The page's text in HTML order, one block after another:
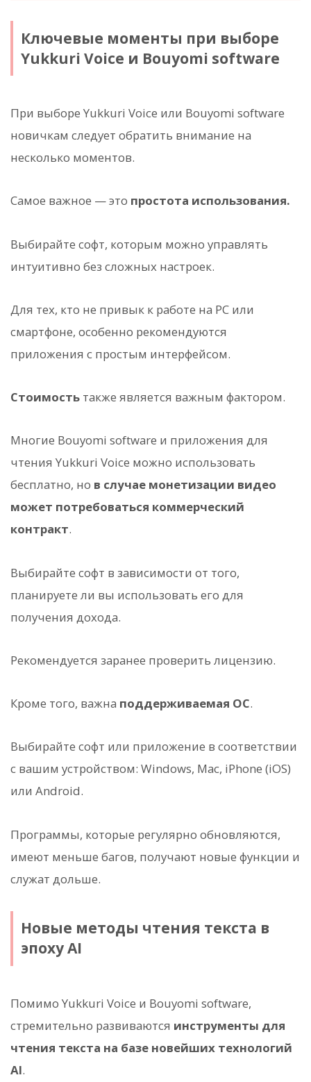
Ключевые моменты при выборе
Yukkuri Voice и Bouyomi software
При выборе Yukkuri Voice или Bouyomi software
новичкам следует обратить внимание на
несколько моментов.
Самое важное — это простота использования.
Выбирайте софт, которым можно управлять
интуитивно без сложных настроек.
Для тех, кто не привык к работе на PC или
смартфоне, особенно рекомендуются
приложения с простым интерфейсом.
Стоимость также является важным фактором.
Многие Bouyomi software и приложения для
чтения Yukkuri Voice можно использовать
бесплатно, но в случае монетизации видео
может потребоваться коммерческий
контракт.
Выбирайте софт в зависимости от того,
планируете ли вы использовать его для
получения дохода.
Рекомендуется заранее проверить лицензию.
Кроме того, важна поддерживаемая ОС.
Выбирайте софт или приложение в соответствии
с вашим устройством: Windows, Mac, iPhone (iOS)
или Android.
Программы, которые регулярно обновляются,
имеют меньше багов, получают новые функции и
служат дольше.
Новые методы чтения текста в
эпоху AI
Помимо Yukkuri Voice и Bouyomi software,
стремительно развиваются инструменты для
чтения текста на базе новейших технологий
AI.